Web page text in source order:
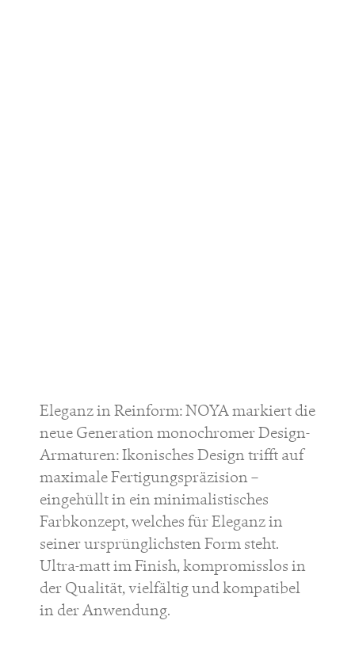
Eleganz in Reinform: NOYA markiert die
neue Generation monochromer Design-
Armaturen: Ikonisches Design trifft auf
maximale Fertigungspräzision –
eingehüllt in ein minimalistisches
Farbkonzept, welches für Eleganz in
seiner ursprünglichsten Form steht.
Ultra-matt im Finish, kompromisslos in
der Qualität, vielfältig und kompatibel
in der Anwendung.